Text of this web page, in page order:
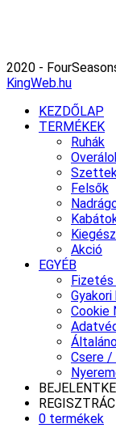
2020 -
KingWeb.hu
KEZDŐLAP
TERMÉKEK
Ruhák
Felsők
Akció
EGYÉB
Cookie
Csere /
0 termékek